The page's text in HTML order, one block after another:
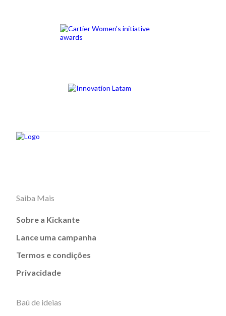
Saiba Mais
Sobre a Kickante
Lance uma campanha
Termos e condições
Privacidade
Baú de ideias